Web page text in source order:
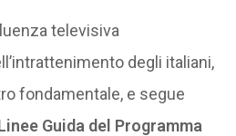
televisiva
degli italiani,
fondamentale, e segue
Guida del Programma